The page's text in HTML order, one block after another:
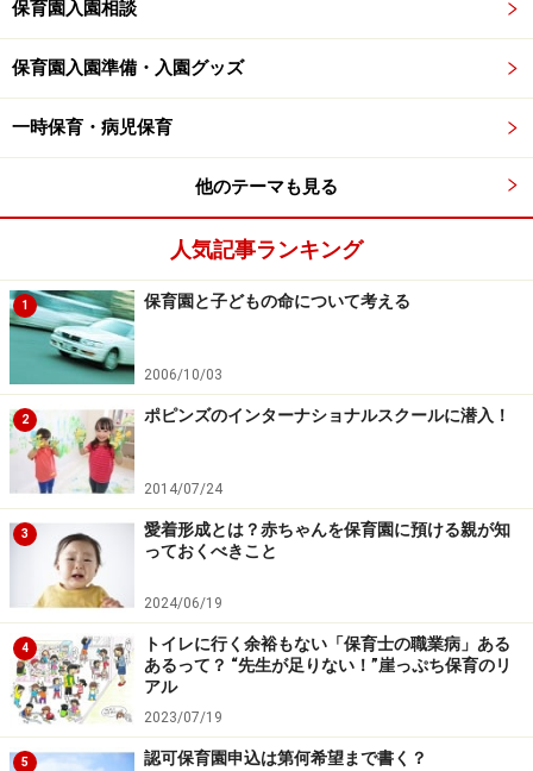
きっと親子ともに園生活に慣れていく中で、もっと様々
な良さを感じることができるようになるでしょう。
>>>2つ目の土台は、なんといっても家族の健康
※記事内容は執筆時点のものです。最新の内容をご確認くださ
/3 次のページへ
保育園入園相談
保育園入園準備・入園グッズ
一時保育・病児保育
他のテーマも見る
人気記事ランキング
1 保育園と子どもの命について考える
2006/10/03
2 ポピンズのインターナショナルスクールに潜入！
2014/07/24
3
愛着形成とは？赤ちゃんを保育園に預ける親が知
っておくべきこと
2024/06/19
4
トイレに行く余裕もない「保育士の職業病」ある
あるって？ “先生が足りない！”崖っぷち保育のリ
アル
2023/07/19
5 認可保育園申込は第何希望まで書く？